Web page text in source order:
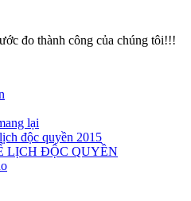
đo thành công của chúng tôi!!!
lại
độc quyền 2015
LỊCH ĐỘC QUYỀN